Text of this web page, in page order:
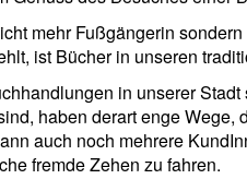
mehr Fußgängerin
ist Bücher in unseren
in unserer
haben derart enge
auch noch mehrere
fremde Zehen zu fahren.